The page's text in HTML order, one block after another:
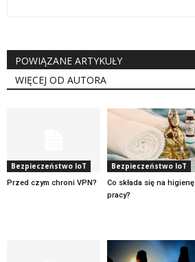
POWIĄZANE ARTYKUŁY
WIĘCEJ OD AUTORA
Bezpieczeństwo IoT
Przed czym chroni VPN?
Bezpieczeństwo IoT
Co składa się na higienę
pracy?